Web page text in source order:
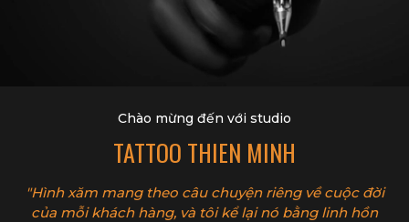
Chào mừng đến với studio
TATTOO THIEN MINH
"Hình xăm mang theo câu chuyện riêng về cuộc đời
của mỗi khách hàng, và tôi kể lại nó bằng linh hồn